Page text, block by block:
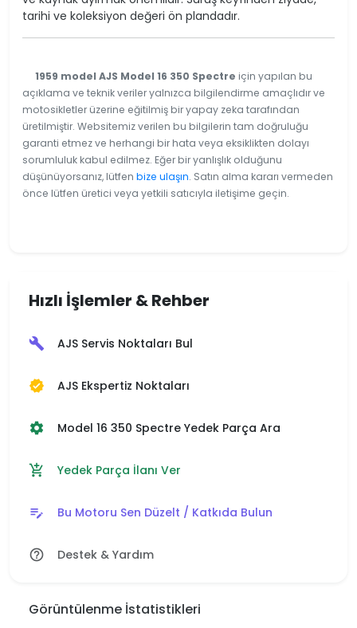
tarihi ve koleksiyon değeri ön plandadır.
1959 model AJS Model 16 350 Spectre için yapılan bu
açıklama ve teknik veriler yalnızca bilgilendirme amaçlıdır ve
motosikletler üzerine eğitilmiş bir yapay zeka tarafından
üretilmiştir. Websitemiz verilen bu bilgilerin tam doğruluğu
garanti etmez ve herhangi bir hata veya eksiklikten dolayı
sorumluluk kabul edilmez. Eğer bir yanlışlık olduğunu
düşünüyorsanız, lütfen bize ulaşın. Satın alma kararı vermeden
önce lütfen üretici veya yetkili satıcıyla iletişime geçin.
Hızlı İşlemler & Rehber
build AJS Servis Noktaları Bul
verified AJS Ekspertiz Noktaları
settings Model 16 350 Spectre Yedek Parça Ara
add_shopping_cart Yedek Parça İlanı Ver
edit_note Bu Motoru Sen Düzelt / Katkıda Bulun
help_outline Destek & Yardım
Görüntülenme İstatistikleri